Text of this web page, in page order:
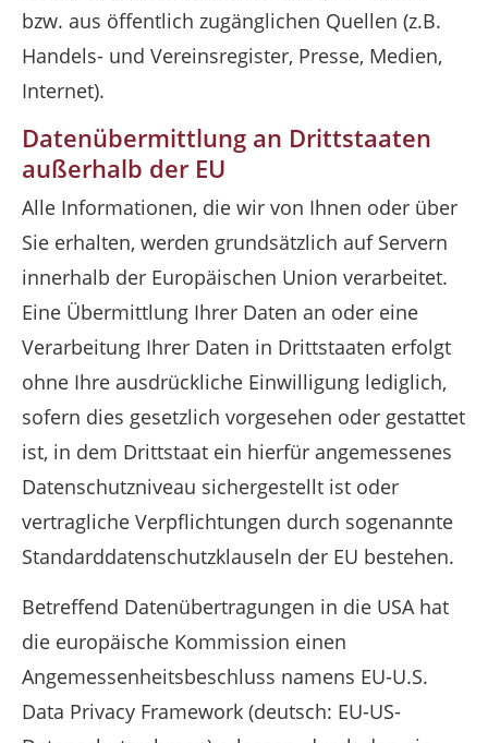
bzw. aus öffentlich zugänglichen Quellen (z.B.
Handels- und Vereinsregister, Presse, Medien,
Internet).
Datenübermittlung an Drittstaaten
außerhalb der EU
Alle Informationen, die wir von Ihnen oder über
Sie erhalten, werden grundsätzlich auf Servern
innerhalb der Europäischen Union verarbeitet.
Eine Übermittlung Ihrer Daten an oder eine
Verarbeitung Ihrer Daten in Drittstaaten erfolgt
ohne Ihre ausdrückliche Einwilligung lediglich,
sofern dies gesetzlich vorgesehen oder gestattet
ist, in dem Drittstaat ein hierfür angemessenes
Datenschutzniveau sichergestellt ist oder
vertragliche Verpflichtungen durch sogenannte
Standarddatenschutzklauseln der EU bestehen.
Betreffend Datenübertragungen in die USA hat
die europäische Kommission einen
Angemessenheitsbeschluss namens EU-U.S.
Data Privacy Framework (deutsch: EU-US-